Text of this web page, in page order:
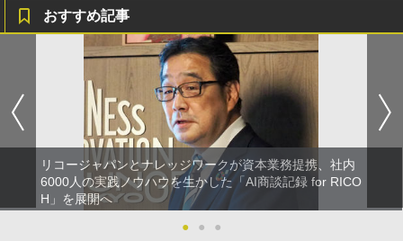
おすすめ記事
リコージャパンとナレッジワークが資本業務提携、社内
6000人の実践ノウハウを生かした「AI商談記録 for RICO
H」を展開へ
●
● ●